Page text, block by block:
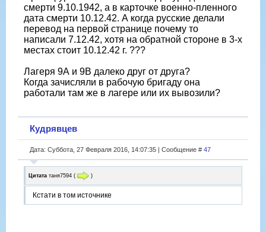
смерти 9.10.1942, а в карточке военно-пленного
дата смерти 10.12.42. А когда русские делали
перевод на первой странице почему то
написали 7.12.42, хотя на обратной стороне в 3-х
местах стоит 10.12.42 г. ???
Лагеря 9А и 9В далеко друг от друга?
Когда зачисляли в рабочую бригаду она
работали там же в лагере или их вывозили?
Кудрявцев
Дата: Суббота, 27 Февраля 2016, 14:07:35 | Сообщение # 47
Цитата таня7594 ( )
Кстати в том источнике